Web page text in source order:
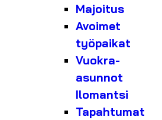
Majoitus
Avoimet
työpaikat
Vuokra-
asunnot
Ilomantsi
Tapahtumat